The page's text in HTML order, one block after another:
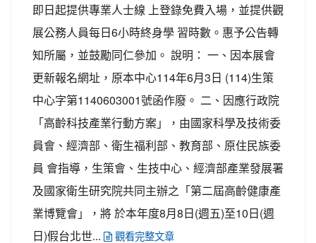
即日起提供專業人士線 上登錄免費入場，並提供觀
展公務人員每日6小時終身學 習時數。惠予公告轉
知所屬，並鼓勵同仁參加。 說明： 一、因本展會
更新報名網址，原本中心114年6月3日 (114)生策
中心字第1140603001號函作廢。 二、因應行政院
「高齡科技產業行動方案」，由國家科學及技術委
員會、經濟部、衛生福利部、教育部、原住民族委
員 會指導，生策會、生技中心、經濟部產業發展署
及國家衛生研究院共同主辦之「第二屆高齡健康產
業博覽會」，將 於本年度8月8日(週五)至10日(週
日)假台北世...
觀看完整文章